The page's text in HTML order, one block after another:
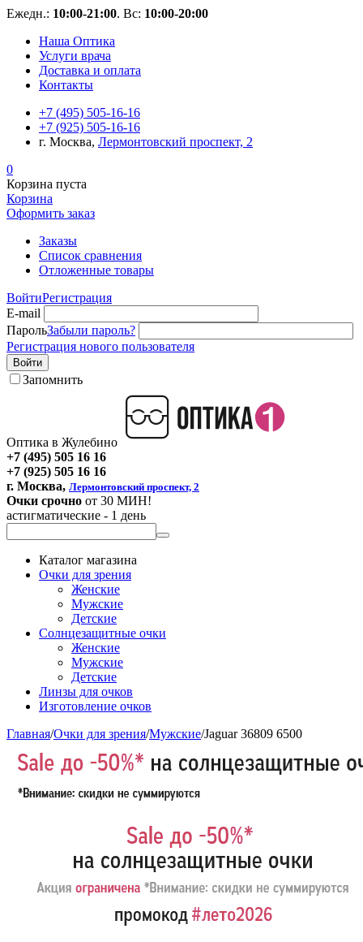
Ежедн.: 10:00-21:00. Вс: 10:00-20:00
Наша Оптика
Услуги врача
Доставка и оплата
Контакты
+7 (495) 505-16-16
+7 (925) 505-16-16
г. Москва, Лермонтовский проспект, 2
0
Корзина пуста
Корзина
Оформить заказ
Заказы
Список сравнения
Отложенные товары
ВойтиРегистрация
E-mail
ПарольЗабыли пароль?
Регистрация нового пользователя
Войти
Запомнить
Оптика в Жулебино
+7 (495) 505 16 16
+7 (925) 505 16 16
г. Москва, Лермонтовский проспект, 2
Очки срочно от 30 МИН!
астигматические - 1 день
Каталог магазина
Очки для зрения
Женские
Мужские
Детские
Солнцезащитные очки
Женские
Мужские
Детские
Линзы для очков
Изготовление очков
Главная/Очки для зрения/Мужские/Jaguar 36809 6500